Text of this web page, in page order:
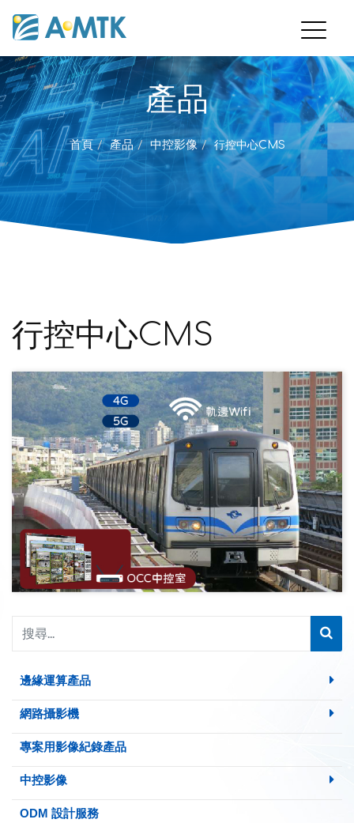
產品
首頁 產品 中控影像 行控中心CMS
行控中心CMS
邊緣運算產品
網路攝影機
專案用影像紀錄產品
中控影像
ODM 設計服務